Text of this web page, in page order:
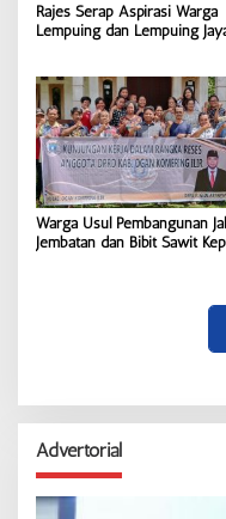
Rajes Serap Aspirasi Warga
Lempuing dan Lempuing
Warga Usul Pembangunan
Jembatan dan Bibit Sawit
Advertorial